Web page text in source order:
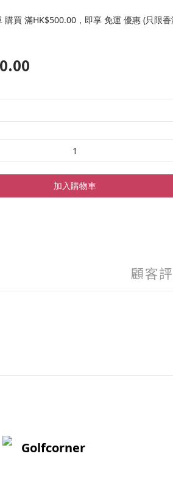
購買 滿HK$500.00，即享 免運 優惠 (只限香
加入購物車
顧客
Golfcorner